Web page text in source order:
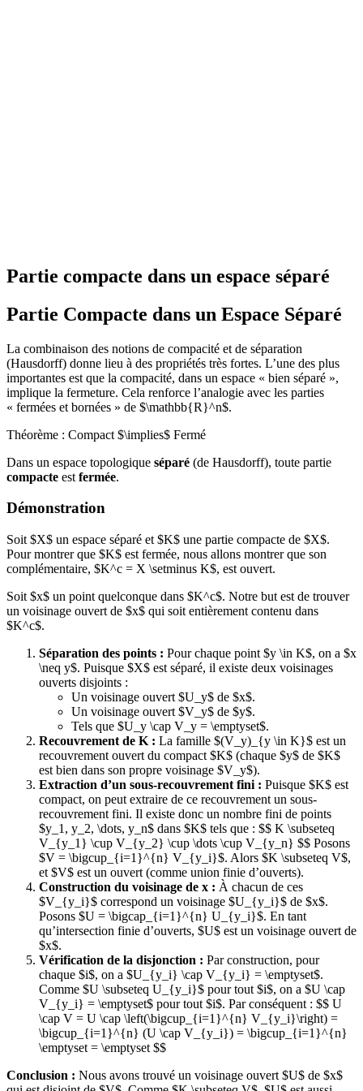
Partie compacte dans un espace séparé
Partie Compacte dans un Espace Séparé
La combinaison des notions de compacité et de séparation
(Hausdorff) donne lieu à des propriétés très fortes. L’une des plus
importantes est que la compacité, dans un espace « bien séparé »,
implique la fermeture. Cela renforce l’analogie avec les parties
« fermées et bornées » de $\mathbb{R}^n$.
Théorème : Compact $\implies$ Fermé
Dans un espace topologique séparé (de Hausdorff), toute partie
compacte est fermée.
Démonstration
Soit $X$ un espace séparé et $K$ une partie compacte de $X$.
Pour montrer que $K$ est fermée, nous allons montrer que son
complémentaire, $K^c = X \setminus K$, est ouvert.
Soit $x$ un point quelconque dans $K^c$. Notre but est de trouver
un voisinage ouvert de $x$ qui soit entièrement contenu dans
$K^c$.
Séparation des points : Pour chaque point $y \in K$, on a $x
\neq y$. Puisque $X$ est séparé, il existe deux voisinages
ouverts disjoints :
Un voisinage ouvert $U_y$ de $x$.
Un voisinage ouvert $V_y$ de $y$.
Tels que $U_y \cap V_y = \emptyset$.
Recouvrement de K : La famille $(V_y)_{y \in K}$ est un
recouvrement ouvert du compact $K$ (chaque $y$ de $K$
est bien dans son propre voisinage $V_y$).
Extraction d’un sous-recouvrement fini : Puisque $K$ est
compact, on peut extraire de ce recouvrement un sous-
recouvrement fini. Il existe donc un nombre fini de points
$y_1, y_2, \dots, y_n$ dans $K$ tels que : $$ K \subseteq
V_{y_1} \cup V_{y_2} \cup \dots \cup V_{y_n} $$ Posons
$V = \bigcup_{i=1}^{n} V_{y_i}$. Alors $K \subseteq V$,
et $V$ est un ouvert (comme union finie d’ouverts).
Construction du voisinage de x : À chacun de ces
$V_{y_i}$ correspond un voisinage $U_{y_i}$ de $x$.
Posons $U = \bigcap_{i=1}^{n} U_{y_i}$. En tant
qu’intersection finie d’ouverts, $U$ est un voisinage ouvert de
$x$.
Vérification de la disjonction : Par construction, pour
chaque $i$, on a $U_{y_i} \cap V_{y_i} = \emptyset$.
Comme $U \subseteq U_{y_i}$ pour tout $i$, on a $U \cap
V_{y_i} = \emptyset$ pour tout $i$. Par conséquent : $$ U
\cap V = U \cap \left(\bigcup_{i=1}^{n} V_{y_i}\right) =
\bigcup_{i=1}^{n} (U \cap V_{y_i}) = \bigcup_{i=1}^{n}
\emptyset = \emptyset $$
Conclusion : Nous avons trouvé un voisinage ouvert $U$ de $x$